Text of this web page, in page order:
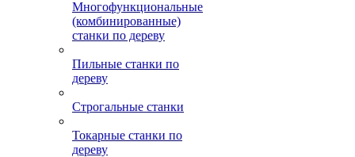
Многофункциональные
(комбинированные)
станки по дереву
Пильные станки по
дереву
Строгальные станки
Токарные станки по
дереву